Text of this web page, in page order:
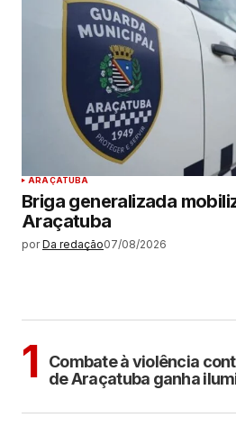
ARAÇATUBA
Briga generalizada
Araçatuba
por Da redação07/08/2026
1
Combate à violência
de Araçatuba ganha